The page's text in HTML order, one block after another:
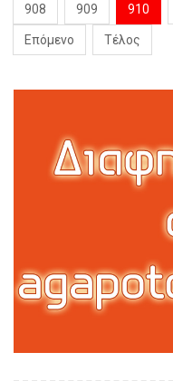
908 909 910
Επόμενο Τέλος